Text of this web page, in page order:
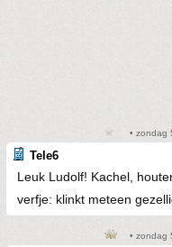
• zondag
Tele6
Leuk Ludolf! Kachel,
verfje: klinkt meteen
• zondag